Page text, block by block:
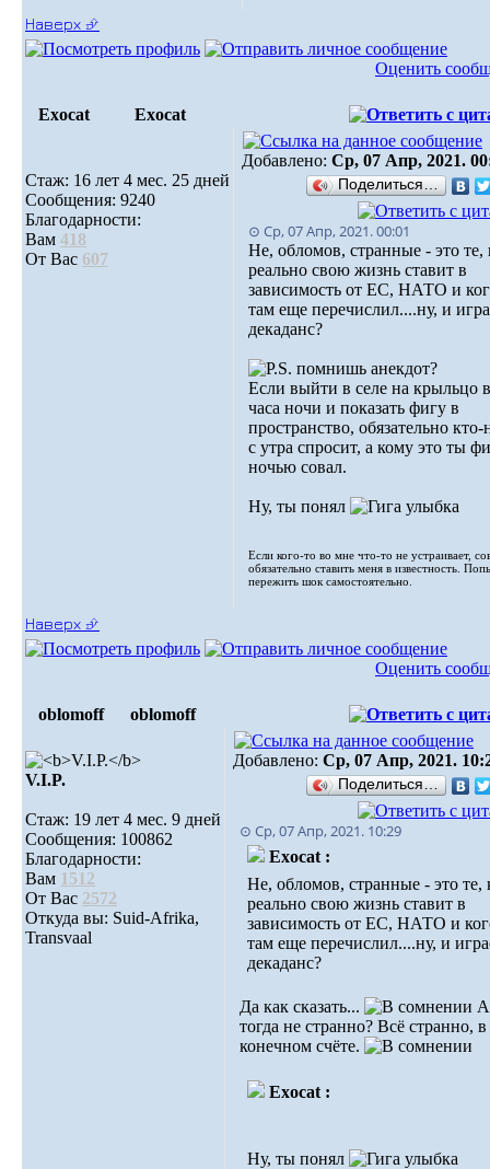
Наверх ⮵
Оценить
Exocat Exocat
Стаж: 16 лет 4 мес. 25 дней
Сообщения: 9240
Благодарности:
Вам 418
От Вас 607
Добавлено: Ср, 07 Апр, 2021.
Поделиться…
⊙ Ср, 07 Апр, 2021. 00:01
Не, обломов, странные - это те,
реально свою жизнь ставит в
зависимость от ЕС, НАТО и
там еще перечислил....ну, и
декаданс?
помнишь анекдот?
Если выйти в селе на крыльцо
часа ночи и показать фигу в
пространство, обязательно кто-
с утра спросит, а кому это ты
ночью совал.
Ну, ты понял
Если кого-то во мне что-то не устраивает,
обязательно ставить меня в известность.
пережить шок самостоятельно.
Наверх ⮵
Оценить
oblomoff oblomoff
V.I.P.
Стаж: 19 лет 4 мес. 9 дней
Сообщения: 100862
Благодарности:
Вам 1512
От Вас 2572
Откуда вы: Suid-Afrika,
Transvaal
Добавлено: Ср, 07 Апр, 2021.
Поделиться…
⊙ Ср, 07 Апр, 2021. 10:29
Exocat :
Не, обломов, странные - это те,
реально свою жизнь ставит в
зависимость от ЕС, НАТО и
там еще перечислил....ну, и
декаданс?
Да как сказать...
тогда не странно? Всё странно, в
конечном счёте.
Exocat :
Ну, ты понял